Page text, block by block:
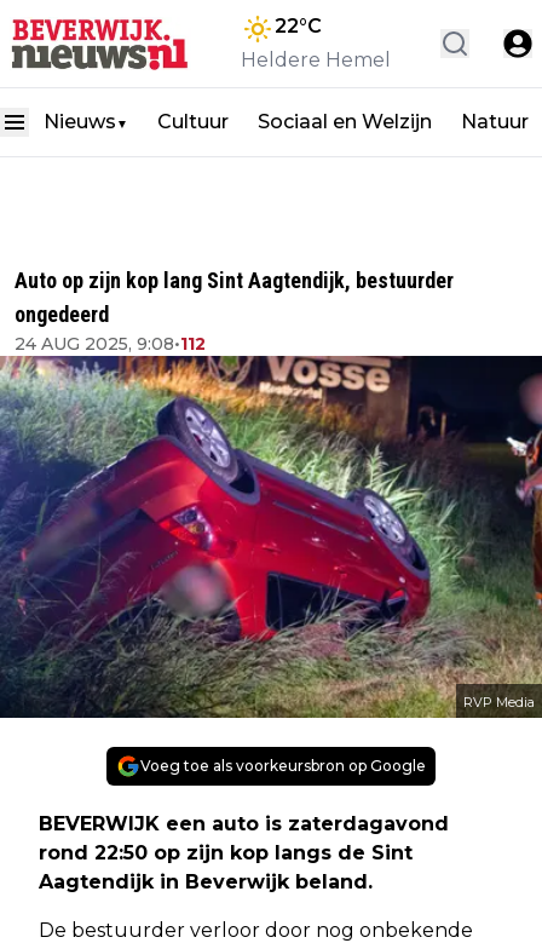
22°C
Heldere Hemel
Nieuws ▼ Cultuur Sociaal en Welzijn Natuur
Auto op zijn kop lang Sint Aagtendijk, bestuurder
ongedeerd
24 AUG 2025, 9:08•112
RVP Media
Voeg toe als voorkeursbron op Google
BEVERWIJK een auto is zaterdagavond
rond 22:50 op zijn kop langs de Sint
Aagtendijk in Beverwijk beland.
De bestuurder verloor door nog onbekende